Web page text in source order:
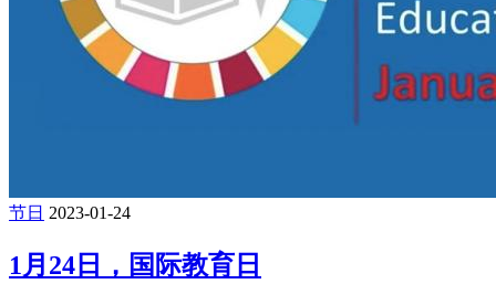
节日 2023-01-24
1月24日，国际教育日